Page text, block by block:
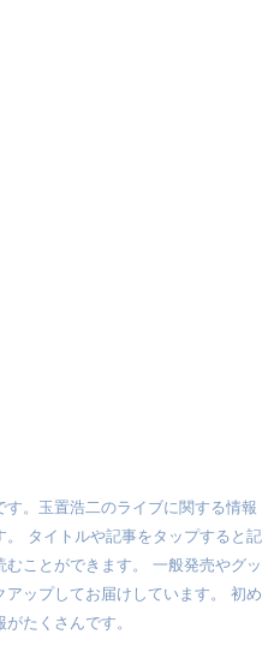
。玉置浩二のライブに関する情報
タイトルや記事をタップすると記
ことができます。 一般発売やグッ
ップしてお届けしています。 初め
たくさんです。